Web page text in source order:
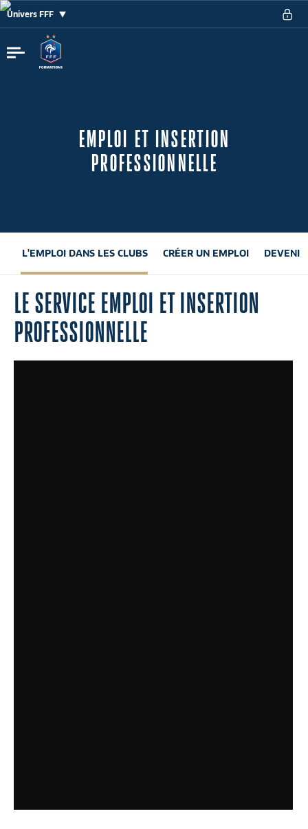
Univers FFF
EMPLOI ET INSERTION
PROFESSIONNELLE
L'EMPLOI DANS LES CLUBS CRÉER UN EMPLOI
LE SERVICE EMPLOI ET INSERTION
PROFESSIONNELLE